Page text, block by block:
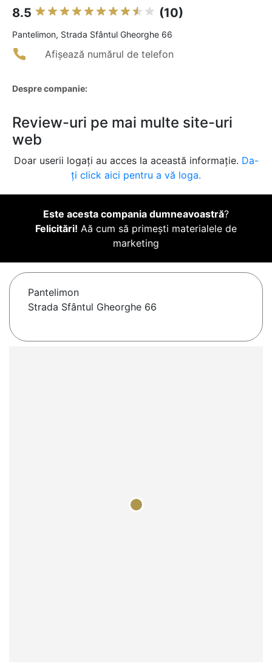
8.5 (10)
Pantelimon, Strada Sfântul Gheorghe 66
Afișează numărul de telefon
Despre companie:
Review-uri pe mai multe site-uri
web
Doar userii logați au acces la această informație. Da-
ți click aici pentru a vă loga.
Este acesta compania dumneavoastră?
Felicitări! Aă cum să primești materialele de
marketing
Pantelimon
Strada Sfântul Gheorghe 66